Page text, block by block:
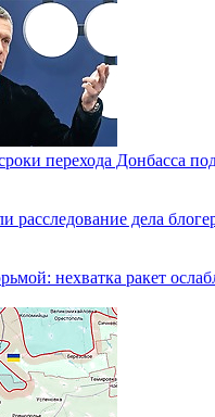
перехода Донбасса
расследование дела
нехватка ракет